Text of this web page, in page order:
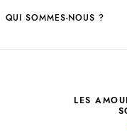
QUI SOMMES-NOUS ?
LES